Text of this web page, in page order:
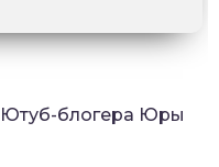
блогера Юры